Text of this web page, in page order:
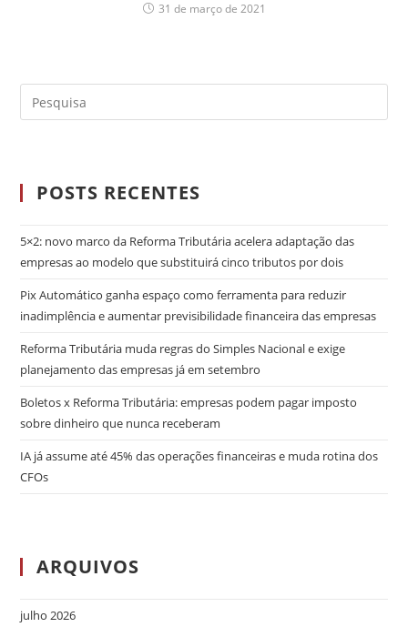
31 de março de 2021
POSTS RECENTES
5×2: novo marco da Reforma Tributária acelera adaptação das
empresas ao modelo que substituirá cinco tributos por dois
Pix Automático ganha espaço como ferramenta para reduzir
inadimplência e aumentar previsibilidade financeira das empresas
Reforma Tributária muda regras do Simples Nacional e exige
planejamento das empresas já em setembro
Boletos x Reforma Tributária: empresas podem pagar imposto
sobre dinheiro que nunca receberam
IA já assume até 45% das operações financeiras e muda rotina dos
CFOs
ARQUIVOS
julho 2026